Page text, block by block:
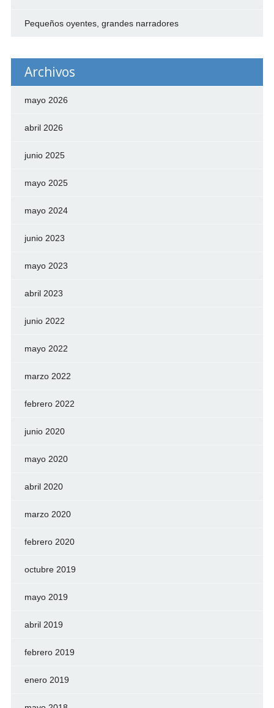
Pequeños oyentes, grandes narradores
Archivos
mayo 2026
abril 2026
junio 2025
mayo 2025
mayo 2024
junio 2023
mayo 2023
abril 2023
junio 2022
mayo 2022
marzo 2022
febrero 2022
junio 2020
mayo 2020
abril 2020
marzo 2020
febrero 2020
octubre 2019
mayo 2019
abril 2019
febrero 2019
enero 2019